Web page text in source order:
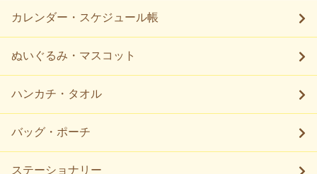
カレンダー・スケジュール帳
ぬいぐるみ・マスコット
ハンカチ・タオル
バッグ・ポーチ
ステーショナリー